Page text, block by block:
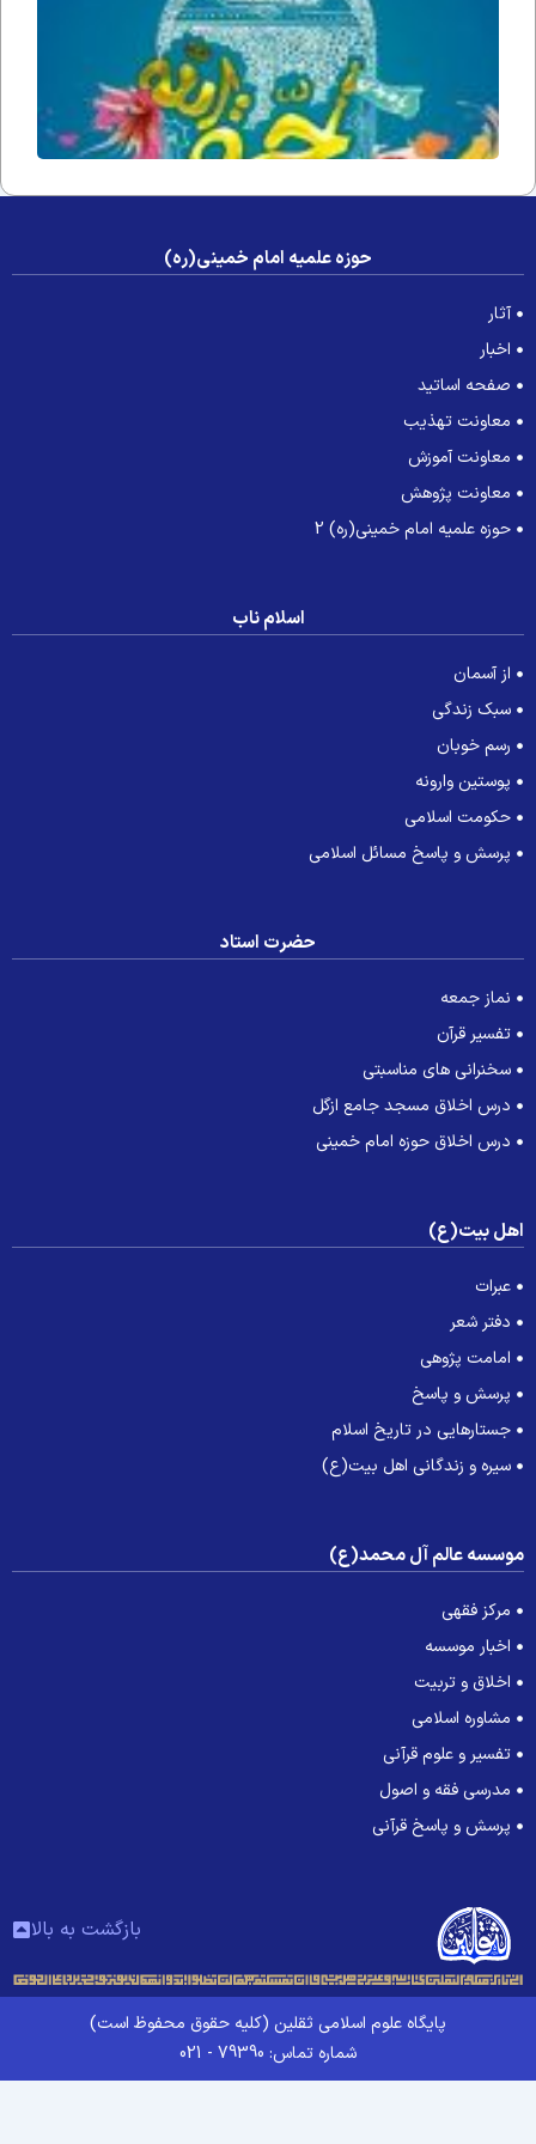
حوزه علمیه امام خمینی(ره)
آثار
اخبار
صفحه اساتید
معاونت تهذیب
معاونت آموزش
معاونت پژوهش
حوزه علمیه امام خمینی(ره) 2
اسلام ناب
از آسمان
سبک زندگی
رسم خوبان
پوستین وارونه
حکومت اسلامی
پرسش و پاسخ مسائل اسلامی
حضرت استاد
نماز جمعه
تفسیر قرآن
سخنرانی های مناسبتی
درس اخلاق مسجد جامع ازگل
درس اخلاق حوزه امام خمینی
بیت(ع)
عبرات
دفتر شعر
امامت پژوهی
پرسش و پاسخ
جستارهایی در تاریخ اسلام
سیره و زندگانی اهل بیت(ع)
عالم آل محمد(ع)
مرکز فقهی
اخبار موسسه
اخلاق و تربیت
مشاوره اسلامی
تفسیر و علوم قرآنی
مدرسی فقه و اصول
پرسش و پاسخ قرآنی
بازگشت به بالا
پایگاه علوم اسلامی ثقلین (کلیه حقوق محفوظ است)
شماره تماس: 79390 - 021